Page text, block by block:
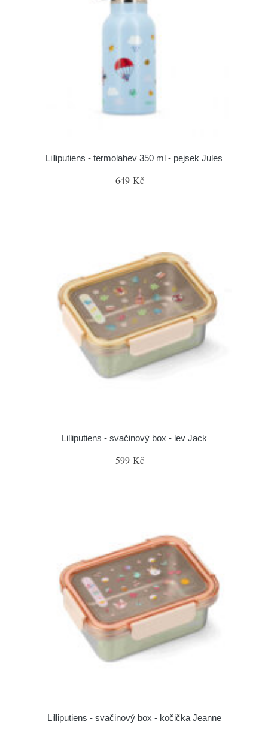
Lilliputiens - termolahev 350 ml - pejsek Jules
649 Kč
Lilliputiens - svačinový box - lev Jack
599 Kč
Lilliputiens - svačinový box - kočička Jeanne